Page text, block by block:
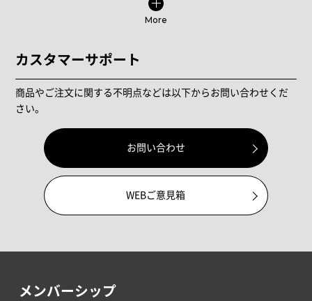
More
カスタマーサポート
商品やご注文に関する不明点などは以下からお問い合わせくだ
さい。
お問い合わせ
WEBご意見箱
メンバーシップ